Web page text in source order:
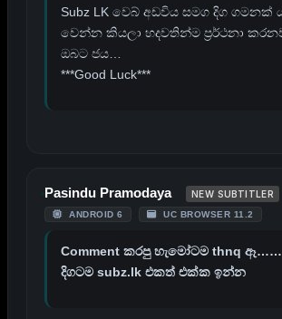
Subz LK වෙබ් අඩවිය සමග දිග
වෙන්න කියලා හදවතින්ම ප්‍රර්ථනා
ඔබට ජය…
***Good Luck***
Pasindu Pramodaya NEW SUBTITLER
ANDROID 6 UC BROWSER 11.2
Comment කරපු හැමෝටම thnq ඈ……
දිගටම subz.lk එකත් එක්ක ඉන්න